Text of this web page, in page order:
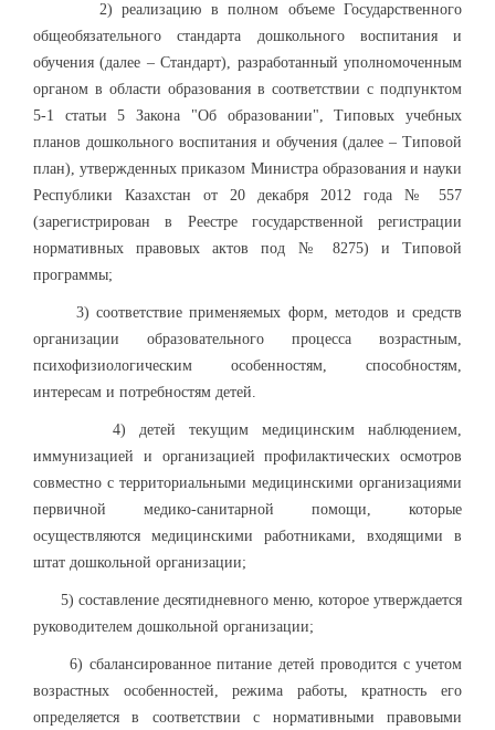
2) реализацию в полном объеме Государственного
общеобязательного стандарта дошкольного воспитания и
обучения (далее – Стандарт), разработанный уполномоченным
органом в области образования в соответствии с подпунктом
5-1 статьи 5 Закона "Об образовании", Типовых учебных
планов дошкольного воспитания и обучения (далее – Типовой
план), утвержденных приказом Министра образования и науки
Республики Казахстан от 20 декабря 2012 года № 557
(зарегистрирован в Реестре государственной регистрации
нормативных правовых актов под № 8275) и Типовой
программы;
3) соответствие применяемых форм, методов и средств
организации образовательного процесса возрастным,
психофизиологическим особенностям, способностям,
интересам и потребностям детей.
4) детей текущим медицинским наблюдением,
иммунизацией и организацией профилактических осмотров
совместно с территориальными медицинскими организациями
первичной медико-санитарной помощи, которые
осуществляются медицинскими работниками, входящими в
штат дошкольной организации;
5) составление десятидневного меню, которое утверждается
руководителем дошкольной организации;
6) сбалансированное питание детей проводится с учетом
возрастных особенностей, режима работы, кратность его
определяется в соответствии с нормативными правовыми